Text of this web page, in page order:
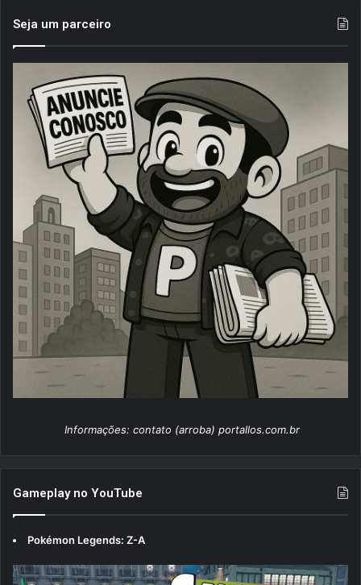
Seja um parceiro
Informações: contato (arroba) portallos.com.br
Gameplay no YouTube
Pokémon Legends: Z-A